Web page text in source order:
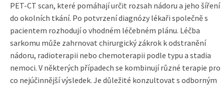
PET-CT scan, které pomáhají určit rozsah nádoru a jeho šíření
do okolních tkání. Po potvrzení diagnózy lékaři společně s
pacientem rozhodují o vhodném léčebném plánu. Léčba
sarkomu může zahrnovat chirurgický zákrok k odstranění
nádoru, radioterapii nebo chemoterapii podle typu a stadia
nemoci. V některých případech se kombinují různé terapie pro
co nejúčinnější výsledek. Je důležité konzultovat s odborným